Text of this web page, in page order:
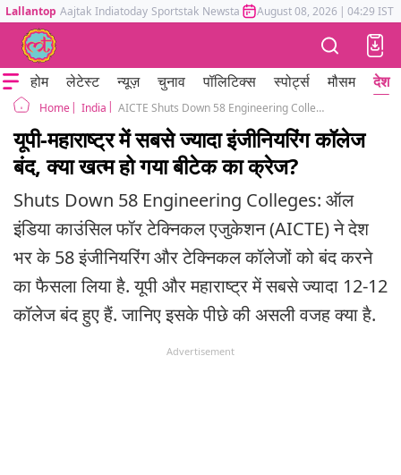
Lallantop Aajtak Indiatoday Sportstak Newstak Mumbai Tak Astrotak
August 08, 2026 | 04:29 IST
होम लेटेस्ट न्यूज़ चुनाव पॉलिटिक्स स्पोर्ट्स मौसम देश
Home India AICTE Shuts Down 58 Engineering Colleges Across India Highest in UP and Maharashtra
यूपी-महाराष्ट्र में सबसे ज्यादा इंजीनियरिंग कॉलेज
बंद, क्या खत्म हो गया बीटेक का क्रेज?
Shuts Down 58 Engineering Colleges: ऑल
इंडिया काउंसिल फॉर टेक्निकल एजुकेशन (AICTE) ने देश
भर के 58 इंजीनियरिंग और टेक्निकल कॉलेजों को बंद करने
का फैसला लिया है. यूपी और महाराष्ट्र में सबसे ज्यादा 12-12
कॉलेज बंद हुए हैं. जानिए इसके पीछे की असली वजह क्या है.
Advertisement